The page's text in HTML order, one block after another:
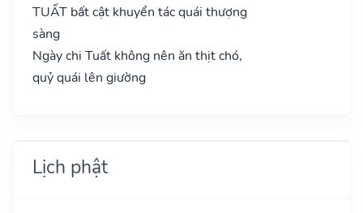
TUẤT bất cật khuyển tác quái thượng
sàng
Ngày chi Tuất không nên ăn thịt chó,
quỷ quái lên giường
Lịch phật